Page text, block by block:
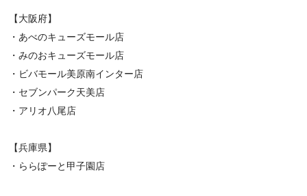
【大阪府】
・あべのキューズモール店
・みのおキューズモール店
・ビバモール美原南インター店
・セブンパーク天美店
・アリオ八尾店
【兵庫県】
・ららぽーと甲子園店